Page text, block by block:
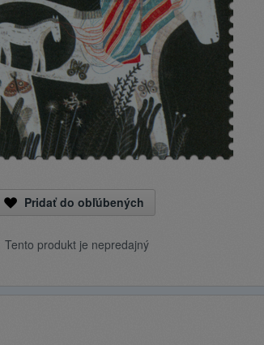
Pridať do obľúbených
Tento produkt je nepredajný